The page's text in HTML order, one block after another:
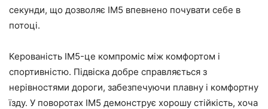
секунди, що дозволяє IM5 впевнено почувати себе в
потоці.
Керованість IM5-це компроміс між комфортом і
спортивністю. Підвіска добре справляється з
нерівностями дороги, забезпечуючи плавну і комфортну
їзду. У поворотах IM5 демонструє хорошу стійкість, хоча